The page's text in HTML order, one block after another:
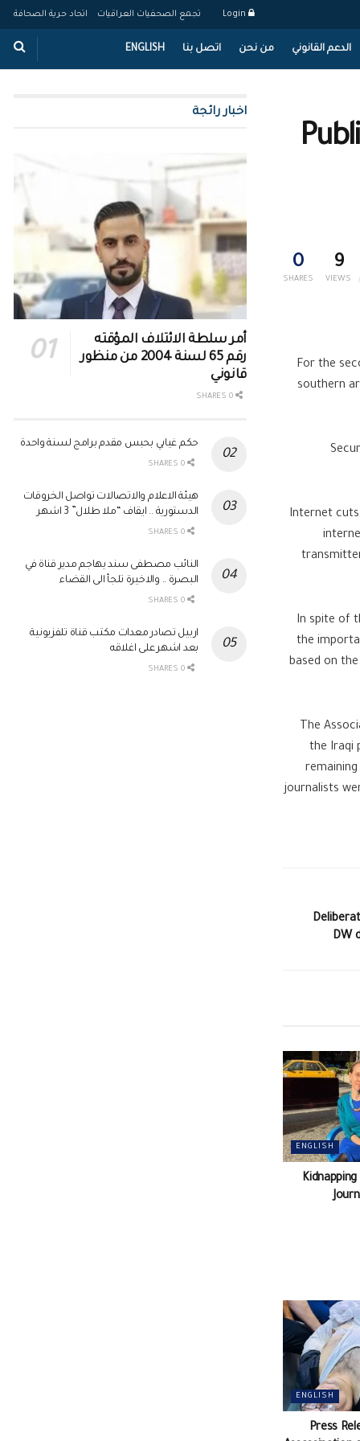
تجمع الصحفيات العراقيات اتحاد حرية الصحافة
الدعم القانوني من نحن اتصل بنا ENGLISH
0
SHARES
9
VIEWS
For the
southern
Internet
In spite of
the
based on
The
the Iraqi
journalists
DW
ENGLISH
ENGLISH
Press
اخبار رائجة
أمر سلطة الائتلاف المؤقته
رقم 65 لسنة 2004 من منظور
قانوني
حكم غيابي بحبس مقدم برامج لسنة واحدة
هيئة الاعلام والاتصالات تواصل الخروقات
الدستورية .. ايقاف “ملا طلال” 3 اشهر
النائب مصطفى سند يهاجم مدير قناة في
البصرة .. والاخيرة تلجأ الى القضاء
اربيل تصادر معدات مكتب قناة تلفزيونية
بعد اشهر على اغلاقه